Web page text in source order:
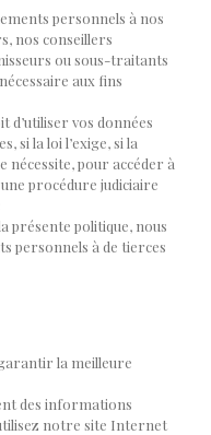
personnels à nos
nos conseillers
ou sous-traitants
aux fins
d’utiliser vos données
si la loi l’exige, si la
nécessite, pour accéder à
procédure judiciaire
présente politique, nous
personnels à de tierces
la meilleure
des informations
notre site Internet